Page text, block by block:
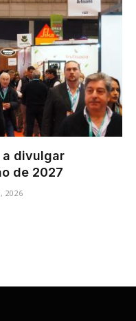
a divulgar
de 2027
2026